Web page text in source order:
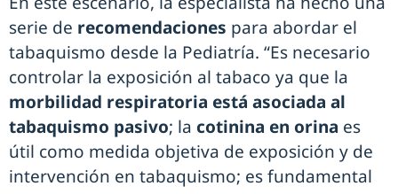
serie de recomendaciones para abordar el
tabaquismo desde la Pediatría. “Es necesario
controlar la exposición al tabaco ya que la
morbilidad respiratoria está asociada al
tabaquismo pasivo; la cotinina en orina es
útil como medida objetiva de exposición y de
intervención en tabaquismo; es fundamental